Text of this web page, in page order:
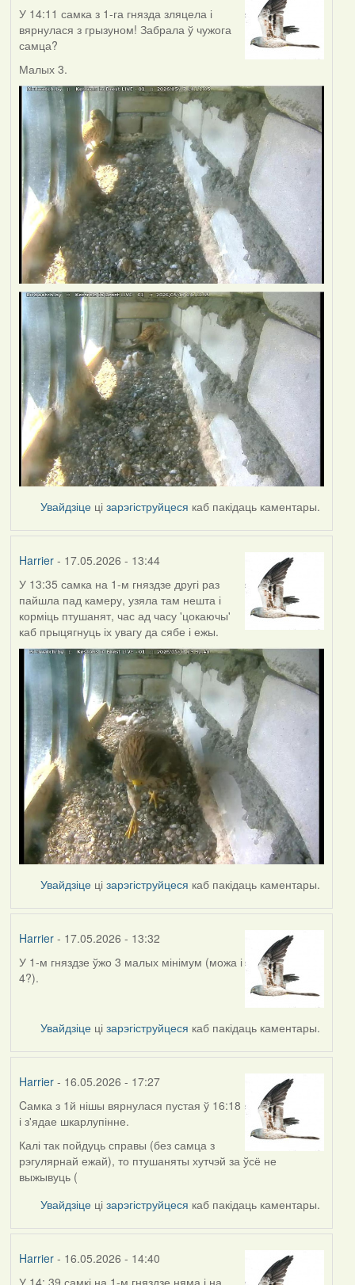
У 14:11 самка з 1-га гнязда зляцела і
вярнулася з грызуном! Забрала ў чужога
самца?
Малых 3.
Увайдзіце цізарэгіструйцеся каб пакідаць каментары.
Harrier- 17.05.2026 - 13:44
У 13:35 самка на 1-м гняздзе другі раз
пайшла пад камеру, узяла там нешта і
корміць птушанят, час ад часу 'цокаючы'
каб прыцягнуць іх увагу да сябе і ежы.
Увайдзіце цізарэгіструйцеся каб пакідаць каментары.
Harrier- 17.05.2026 - 13:32
У 1-м гняздзе ўжо 3 малых мінімум (можа і
4?).
Увайдзіце цізарэгіструйцеся каб пакідаць каментары.
Harrier- 16.05.2026 - 17:27
Cамка з 1й нішы вярнулася пустая ў 16:18
і з'ядае шкарлупінне.
Калі так пойдуць справы (без самца з
рэгулярнай ежай), то птушаняты хутчэй за ўсё не
выжывуць (
Увайдзіце цізарэгіструйцеся каб пакідаць каментары.
Harrier- 16.05.2026 - 14:40